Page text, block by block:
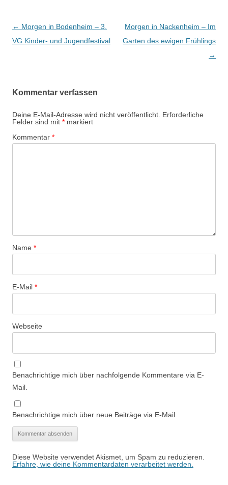
Beitrags-
Navigation
← Morgen in Bodenheim – 3.
VG Kinder- und Jugendfestival
Morgen in Nackenheim – Im
Garten des ewigen Frühlings
→
Kommentar verfassen
Deine E-Mail-Adresse wird nicht veröffentlicht. Erforderliche
Felder sind mit * markiert
Kommentar *
Name *
E-Mail *
Webseite
Benachrichtige mich über nachfolgende Kommentare via E-
Mail.
Benachrichtige mich über neue Beiträge via E-Mail.
Diese Website verwendet Akismet, um Spam zu reduzieren.
Erfahre, wie deine Kommentardaten verarbeitet werden.